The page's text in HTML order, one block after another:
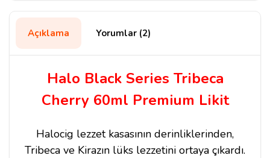
Açıklama Yorumlar (2)
Halo Black Series Tribeca
Cherry 60ml Premium Likit
Halocig lezzet kasasının derinliklerinden,
Tribeca ve Kirazın lüks lezzetini ortaya çıkardı.